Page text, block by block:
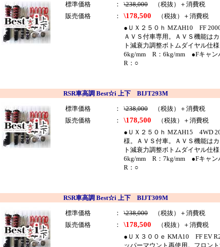
標準価格 ： \238,000 （税抜）＋消費税
販売価格
： \178,500 （税抜）＋消費税
●ＵＸ２５０ｈ MZAH10 FF
ＡＶＳ付車専用。ＡＶＳ機能は
ト減衰力調整ボトムダイヤル仕
6kg/mm R：6kg/mm ●Fキャ
R：○
RSR車高調 Best☆i 上下 BIJT293M
標準価格 ： \238,000 （税抜）＋消費税
販売価格
： \178,500 （税抜）＋消費税
●ＵＸ２５０ｈ MZAH15 4WD
様。ＡＶＳ付車。ＡＶＳ機能は
ト減衰力調整ボトムダイヤル仕
6kg/mm R：7kg/mm ●Fキャ
R：○
RSR車高調 Best☆i 上下 BIJT309M
標準価格 ： \238,000 （税抜）＋消費税
販売価格
： \178,500 （税抜）＋消費税
●ＵＸ３００ｅ KMA10 FF EV
ッパーマウント再使用。フロン